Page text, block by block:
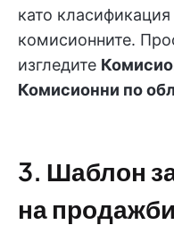
като
комисионните.
изгледите
Комисионни по
3. Шаблон
на